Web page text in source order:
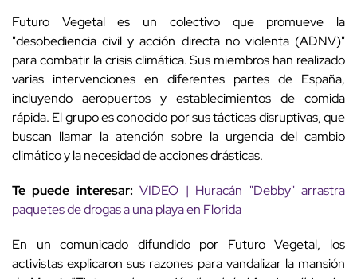
Futuro Vegetal es un colectivo que promueve la
"desobediencia civil y acción directa no violenta (ADNV)"
para combatir la crisis climática. Sus miembros han realizado
varias intervenciones en diferentes partes de España,
incluyendo aeropuertos y establecimientos de comida
rápida. El grupo es conocido por sus tácticas disruptivas, que
buscan llamar la atención sobre la urgencia del cambio
climático y la necesidad de acciones drásticas.
Te puede interesar:VIDEO | Huracán "Debby" arrastra
paquetes de drogas a una playa en Florida
En un comunicado difundido por Futuro Vegetal, los
activistas explicaron sus razones para vandalizar la mansión